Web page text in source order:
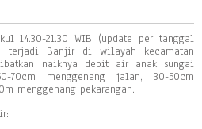
14.30-21.30 WIB (update per tanggal
terjadi Banjir di wilayah kecamatan
naiknya debit air anak sungai
70cm menggenang jalan, 30-50cm
menggenang pekarangan.